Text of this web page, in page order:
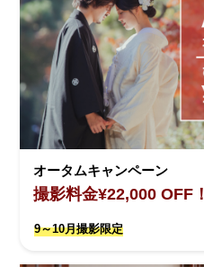
オータムキャンペーン
撮影料金¥22,000 OFF！
9～10月撮影限定